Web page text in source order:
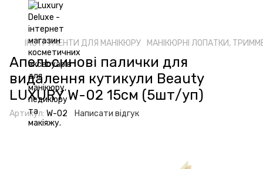
ІНСТРУМЕНТИ ДЛЯ МАНІКЮРУ МАНІКЮРНІ ЛОПАТКИ,
Апельсинові палички для
видалення кутикули Beauty
LUXURY W-02 15см (5шт/уп)
Артикул: W-02 Написати відгук